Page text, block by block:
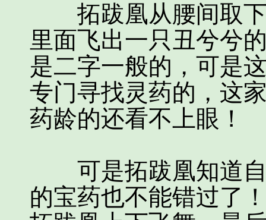
拓跋凰从腰间取下
里面飞出一只丑兮兮
是二字一般的，可是
专门寻找灵药的，这
药龄的还看不上眼！
可是拓跋凰知道自
的宝药也不能错过了